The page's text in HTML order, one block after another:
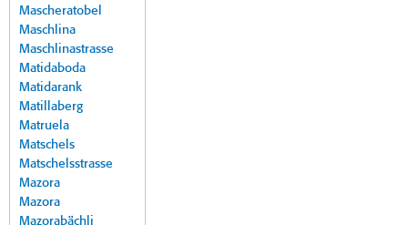
Mascheratobel
Maschlina
Maschlinastrasse
Matidaboda
Matidarank
Matillaberg
Matruela
Matschels
Matschelsstrasse
Mazora
Mazora
Mazorabächli